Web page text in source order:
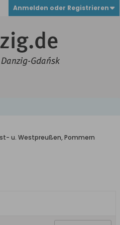
Anmelden oder Registrieren
u. Westpreußen, Pommern